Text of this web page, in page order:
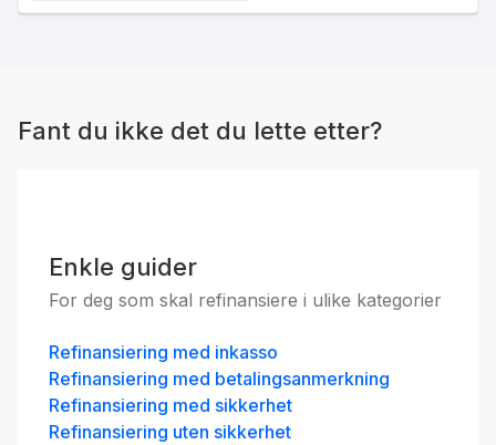
Fant du ikke det du lette etter?
Enkle guider
For deg som skal refinansiere i ulike kategorier
Refinansiering med inkasso
Refinansiering med betalingsanmerkning
Refinansiering med sikkerhet
Refinansiering uten sikkerhet